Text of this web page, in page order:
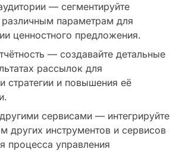
— сегментируйте
параметрам для
ценностного предложения.
— создавайте детальные
рассылок для
стратегии и повышения её
сервисами — интегрируйте
других инструментов и сервисов
процесса управления